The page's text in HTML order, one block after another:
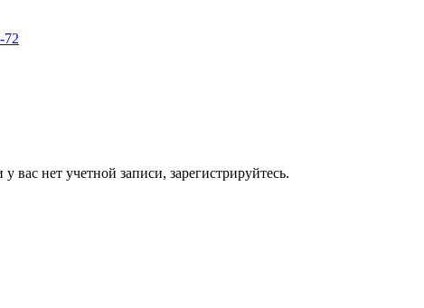
72
вас нет учетной записи, зарегистрируйтесь.